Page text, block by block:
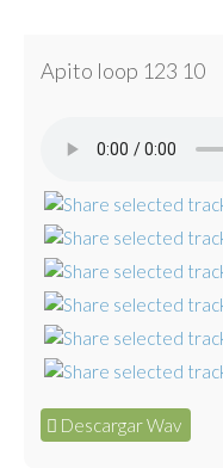
Apito loop 123 10
Descargar Wav